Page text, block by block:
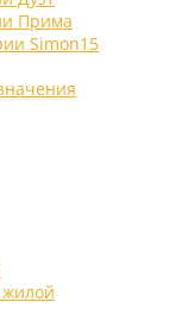
Прима
Simon15